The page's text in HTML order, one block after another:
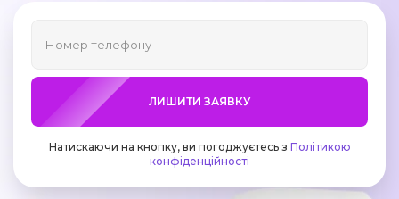
ЛИШИТИ ЗАЯВКУ
Натискаючи на кнопку, ви погоджуєтесь з Політикою
конфіденційності